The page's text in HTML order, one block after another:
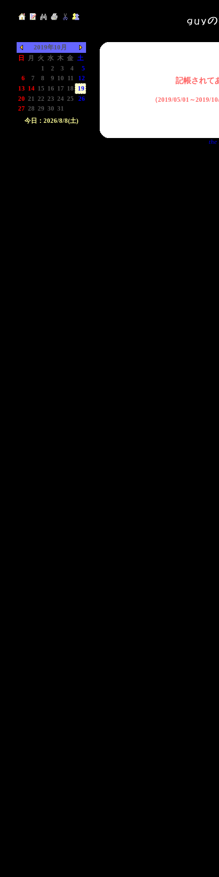
2019年10月
日
月 火 水 木 金 土
1 2 3 4
5
6
7 8 9 10 11
12
13 14 15 16 17 18
19
20 21 22 23 24 25
26
27 28 29 30 31
今日：2026/8/8(土)
記帳されて
（2019/05/01～2019/
the